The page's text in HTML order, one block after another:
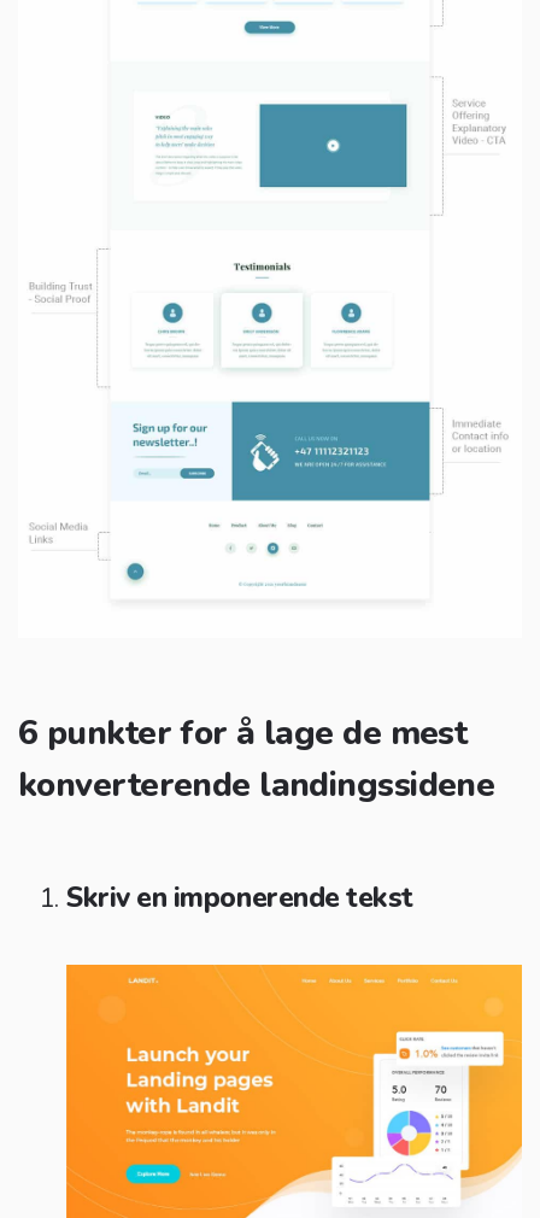
6 punkter for å lage de mest
konverterende landingssidene
Skriv en imponerende tekst